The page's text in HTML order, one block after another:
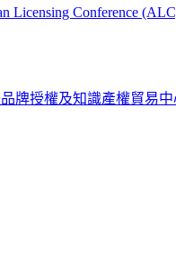
Licensing Conference
牌授權及知識產權貿易中